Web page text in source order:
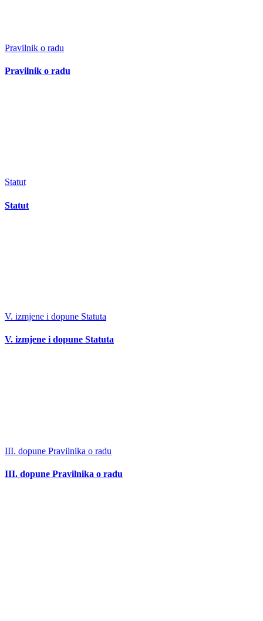
Pravilnik o radu
Pravilnik o radu
Statut
Statut
V. izmjene i dopune Statuta
V. izmjene i dopune Statuta
III. dopune Pravilnika o radu
III. dopune Pravilnika o radu